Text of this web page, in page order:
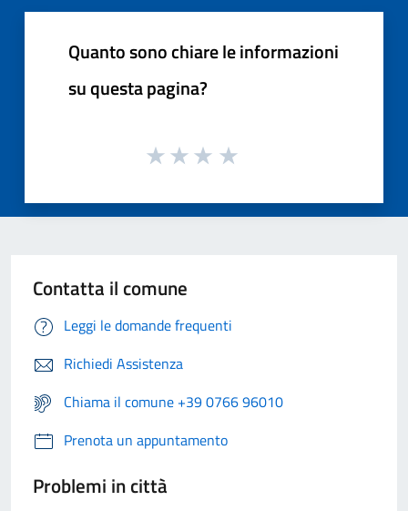
Quanto sono chiare le informazioni
su questa pagina?
Contatta il comune
Leggi le domande frequenti
Richiedi Assistenza
Chiama il comune +39 0766 96010
Prenota un appuntamento
Problemi in città